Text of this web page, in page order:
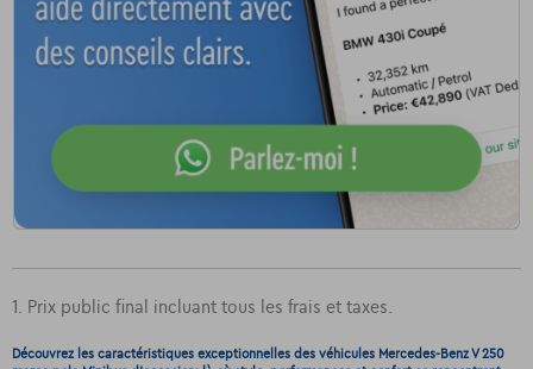
1. Prix public final incluant tous les frais et taxes.
Découvrez les caractéristiques exceptionnelles des véhicules Mercedes-Benz V 250